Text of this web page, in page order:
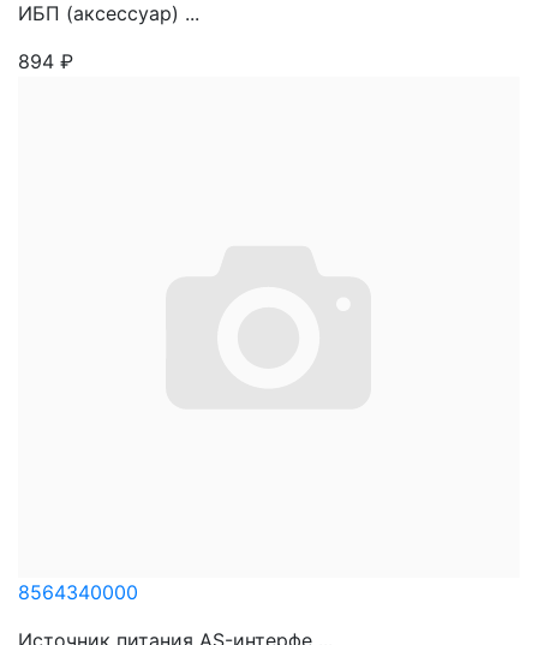
ИБП (аксессуар) ...
894 ₽
8564340000
Источник питания AS-интерфе ...